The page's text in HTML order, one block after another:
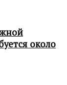
около